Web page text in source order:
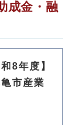
成金・融
8年度】
市産業